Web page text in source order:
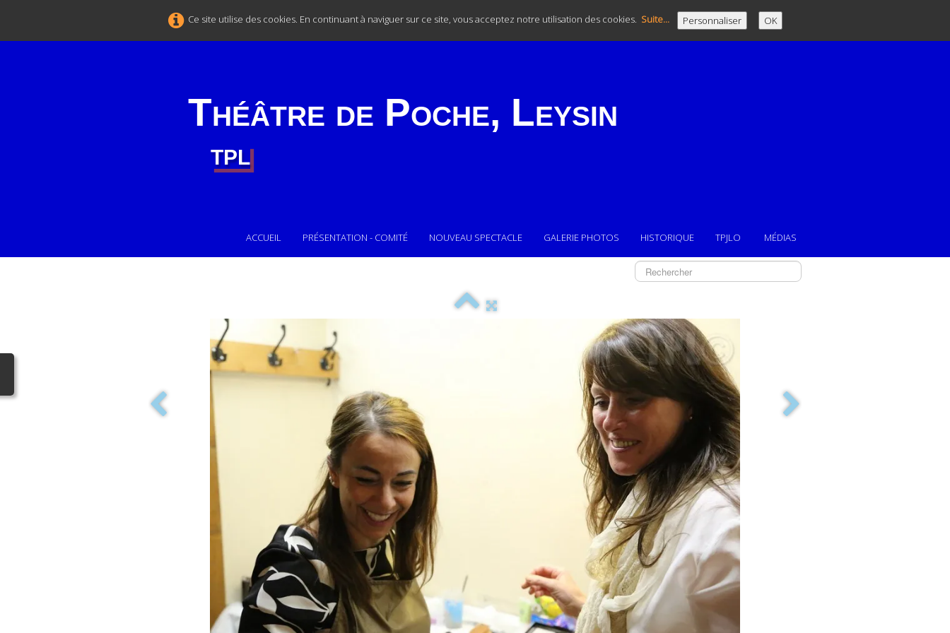
Ce site utilise des cookies. En continuant à naviguer sur ce site, vous acceptez notre utilisation des cookies. Suite... Personnaliser OK
Théâtre de Poche, Leysin
TPL
ACCUEIL PRÉSENTATION - COMITÉ NOUVEAU SPECTACLE GALERIE PHOTOS HISTORIQUE TPJLO MÉDIAS